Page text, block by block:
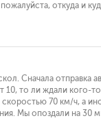
откуда и
Сначала отправка
10, то ли ждали кого-
70 км/ч, а
Мы опоздали на 30